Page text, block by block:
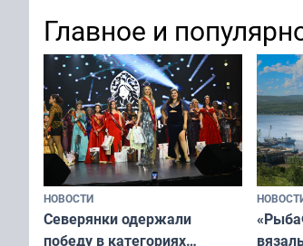
в Мурманске
Главное и
НОВОСТИ
Северянки одержали
победу в категориях